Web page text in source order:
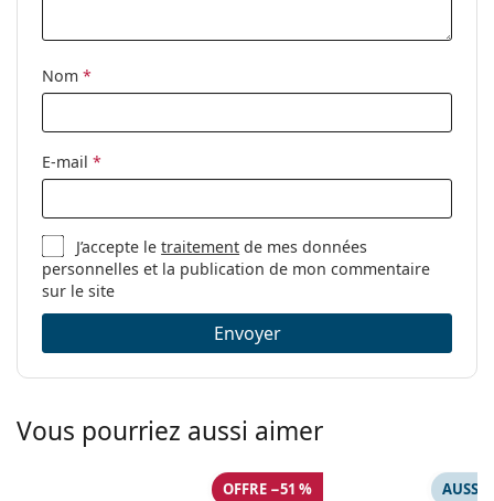
Nom *
E-mail *
J’accepte letraitement de mes données
personnelles et la publication de mon commentaire
sur le site
Envoyer
Vous pourriez aussi aimer
OFFRE −51 % AUSSI